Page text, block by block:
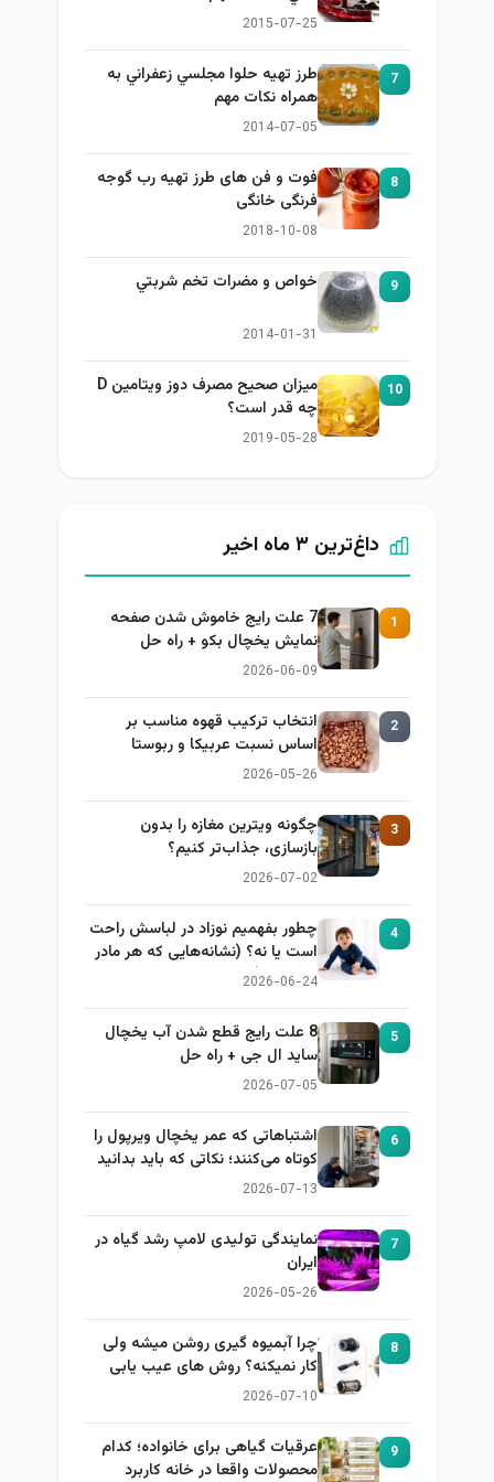
2015-07-25
7
طرز تهيه حلوا مجلسي زعفراني به
همراه نكات مهم
2014-07-05
8
فوت و فن های طرز تهیه رب گوجه
فرنگی خانگی
2018-10-08
9 خواص و مضرات تخم شربتي
2014-01-31
10
میزان صحیح مصرف دوز ویتامین D
چه قدر است؟
2019-05-28
داغ‌ترین ۳ ماه اخیر
1
7 علت رایج خاموش شدن صفحه
نمایش یخچال بکو + راه حل
2026-06-09
2
انتخاب ترکیب قهوه مناسب بر
اساس نسبت عربیکا و ربوستا
2026-05-26
3
چگونه ویترین مغازه را بدون
بازسازی، جذاب‌تر کنیم؟
2026-07-02
4
چطور بفهمیم نوزاد در لباسش راحت
است یا نه؟ (نشانه‌هایی که هر مادر
باید بداند)
2026-06-24
5
8 علت رایج قطع شدن آب یخچال
ساید ال جی + راه حل
2026-07-05
6
اشتباهاتی که عمر یخچال ویرپول را
کوتاه می‌کنند؛ نکاتی که باید بدانید
2026-07-13
7
نمایندگی تولیدی لامپ رشد گیاه در
ایران
2026-05-26
8
چرا آبمیوه گیری روشن میشه ولی
کار نمیکنه؟ روش های عیب یابی
2026-07-10
9
عرقیات گیاهی برای خانواده؛ کدام
محصولات واقعا در خانه کاربرد